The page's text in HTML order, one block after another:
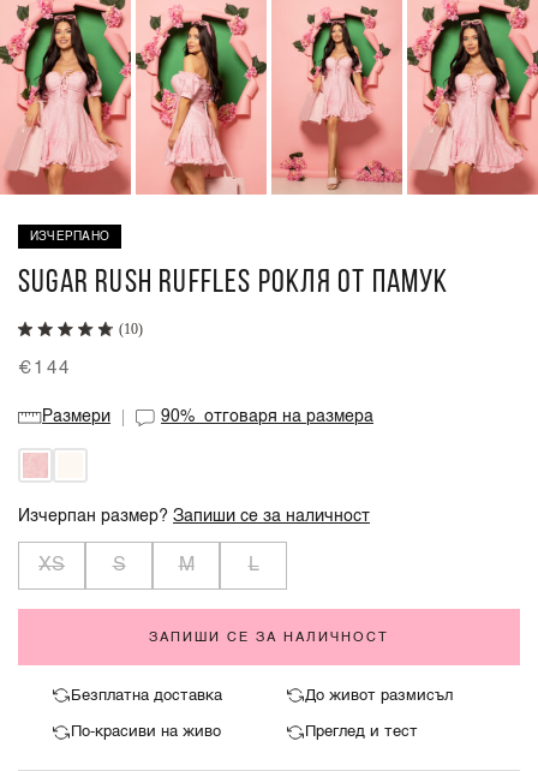
ИЗЧЕРПАНО
SUGAR RUSH RUFFLES РОКЛЯ ОТ ПАМУК
(10)
€144
Размери 90%отговаря на размера
Изчерпан размер?Запиши се за наличност
XS S M L
ЗАПИШИ СЕ ЗА НАЛИЧНОСТ
Безплатна доставка До живот размисъл
По-красиви на живо Преглед и тест